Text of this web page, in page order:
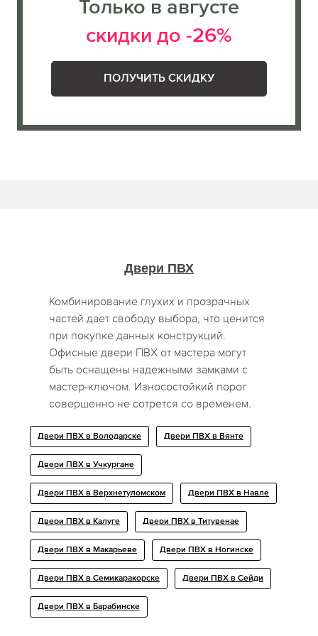
Только в августе
скидки до -26%
ПОЛУЧИТЬ СКИДКУ
Двери ПВХ
Комбинирование глухих и прозрачных
частей дает свободу выбора, что ценится
при покупке данных конструкций.
Офисные двери ПВХ от мастера могут
быть оснащены надежными замками с
мастер-ключом. Износостойкий порог
совершенно не сотрется со временем.
Двери ПВХ в Володарске Двери ПВХ в Вянте
Двери ПВХ в Учкургане
Двери ПВХ в Верхнетуломском Двери ПВХ в Навле
Двери ПВХ в Калуге Двери ПВХ в Титувенае
Двери ПВХ в Макарьеве Двери ПВХ в Ногинске
Двери ПВХ в Семикаракорске Двери ПВХ в Сейди
Двери ПВХ в Барабинске